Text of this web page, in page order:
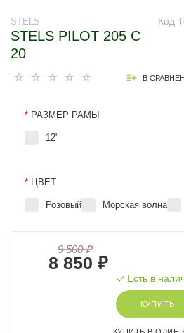
Код
STELS
STELS PILOT 205 C
20
В
* РАЗМЕР РАМЫ
12"
* ЦВЕТ
Розовый Морская волна
9 500 ₽
8 850 ₽
Есть в
КУПИТЬ